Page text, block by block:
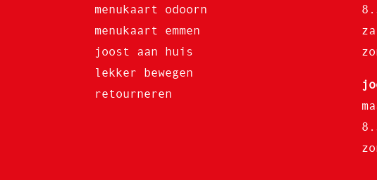
menukaart odoorn
menukaart emmen
joost aan huis
lekker bewegen
retourneren